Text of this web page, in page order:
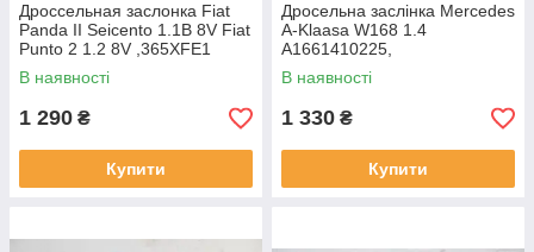
Дроссельная заслонка Fiat
Panda II Seicento 1.1B 8V Fiat
Punto 2 1.2 8V ,365XFE1
В наявності
1 290 ₴
Купити
Дросельна заслінка Mercedes
A-Klaasa W168 1.4
A1661410225,
408238127002, DK0025011
В наявності
1 330 ₴
Купити